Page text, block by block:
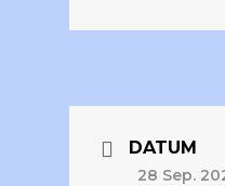
DATUM
28 Sep.